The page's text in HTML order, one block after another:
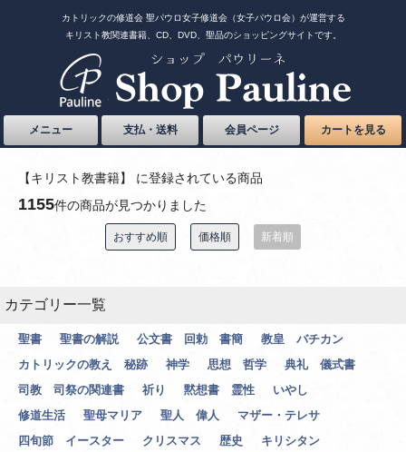
カトリックの修道会 聖パウロ女子修道会（女子パウロ会）が運営する
キリスト教関連書籍、CD、DVD、聖品のショッピングサイトです。
メニュー 支払・送料 会員ページ カートを見る
【キリスト教書籍】 に登録されている商品
1155件の商品が見つかりました
おすすめ順 価格順 新着順
カテゴリー一覧
聖書 聖書の解説 公文書 回勅 書簡
教皇 バチカン
カトリックの教え 秘跡
神学 思想 哲学
典礼 儀式書
司教 司祭の関連書
祈り 黙想書 霊性
いやし
修道生活
聖母マリア 聖人 偉人
マザー・テレサ
四旬節 イースター
クリスマス 歴史
キリシタン